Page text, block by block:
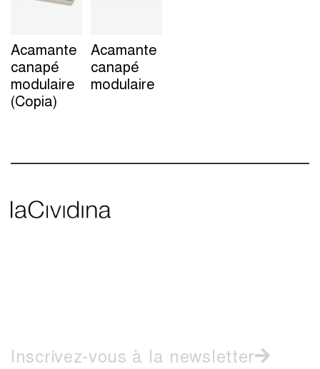
Acamante
canapé
modulaire
(Copia)
Acamante
canapé
modulaire
Inscrivez-vous à la newsletter